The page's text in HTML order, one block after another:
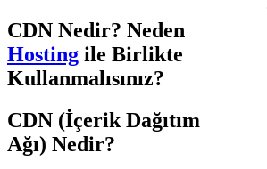
CDN Nedir? Neden
Hosting ile Birlikte
Kullanmalısınız?
CDN (İçerik Dağıtım
Ağı) Nedir?